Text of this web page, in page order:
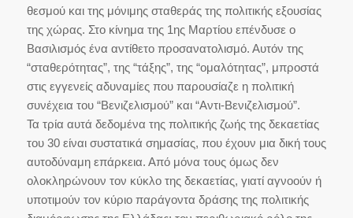
θεσμού και της μόνιμης σταθεράς της πολιτικής εξουσίας
της χώρας. Στο κίνημα της 1ης Μαρτίου επένδυσε ο
Βασιλισμός ένα αντίθετο προσανατολισμό. Αυτόν της
“σταθερότητας”, της “τάξης”, της “ομαλότητας”, μπροστά
στις εγγενείς αδυναμίες που παρουσίαζε η πολιτική
συνέχεια του “Βενιζελισμού” και “Αντι-Βενιζελισμού”.
Τα τρία αυτά δεδομένα της πολιτικής ζωής της δεκαετίας
του 30 είναι συστατικά σημασίας, που έχουν μια δική τους
αυτοδύναμη επάρκεια. Από μόνα τους όμως δεν
ολοκληρώνουν τον κύκλο της δεκαετίας, γιατί αγνοούν ή
υποτιμούν τον κύριο παράγοντα δράσης της πολιτικής